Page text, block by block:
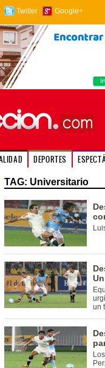
Twitter Google+
DEPORTES
TAG: Universitario
un